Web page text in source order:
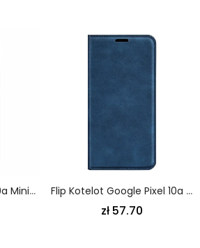
Etui Do Google Pixel 10a Minimalistyczna Ochrona Flip Kotelot Google Pixel 10a Styl Skórzany
zł 57.70